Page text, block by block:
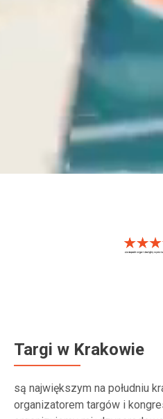
Targi w Krakowie
są największym na południu
organizatorem targów i